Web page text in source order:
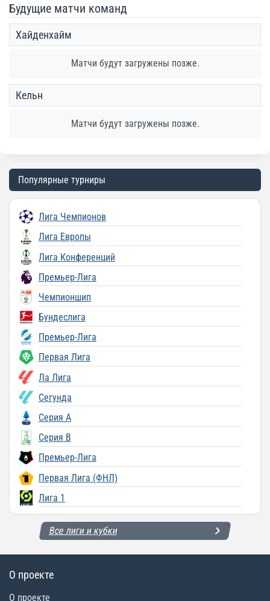
Будущие матчи команд
Хайденхайм
Матчи будут загружены позже.
Кельн
Матчи будут загружены позже.
Популярные турниры
Лига Чемпионов
Лига Европы
Лига Конференций
Премьер-Лига
Чемпионшип
Бундеслига
Премьер-Лига
Первая Лига
Ла Лига
Сегунда
Серия A
Серия B
Премьер-Лига
Первая Лига (ФНЛ)
Лига 1
Все лиги и кубки
О проекте
О проекте